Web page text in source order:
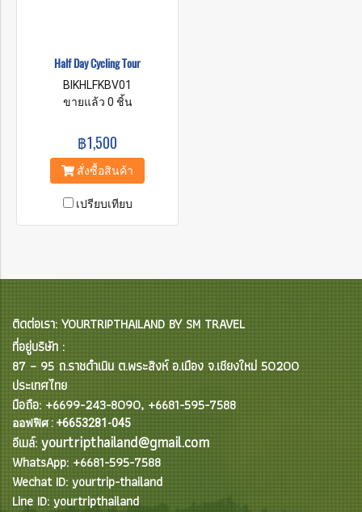
Half Day Cycling Tour
BIKHLFKBV01
ขายแล้ว 0 ชิ้น
฿1,500
สั่งซื้อสินค้า
เปรียบเทียบ
ติดต่อเรา: YOURTRIPTHAILAND BY SM TRAVEL
ที่อยู่บริษัท :
87 – 95 ถ.ราชดำเนิน ต.พระสิงห์ อ.เมือง จ.เชียงใหม่ 50200
ประเทศไทย
มือถือ: +6699-243-8090, +6681-595-7588
ออฟฟิศ : +6653281-045
อีเมล์: yourtripthailand@gmail.com
WhatsApp: +6681-595-7588
Wechat ID: yourtrip-thailand
Line ID: yourtripthailand